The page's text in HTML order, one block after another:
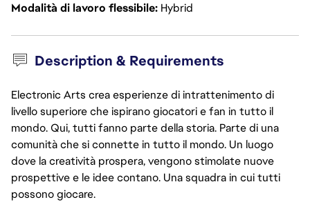
Modalità di lavoro flessibile Hybrid
Description & Requirements
Electronic Arts crea esperienze di intrattenimento di
livello superiore che ispirano giocatori e fan in tutto il
mondo. Qui, tutti fanno parte della storia. Parte di una
comunità che si connette in tutto il mondo. Un luogo
dove la creatività prospera, vengono stimolate nuove
prospettive e le idee contano. Una squadra in cui tutti
possono giocare.